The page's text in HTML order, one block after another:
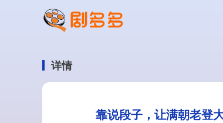
详情
靠说段子，让满朝老登